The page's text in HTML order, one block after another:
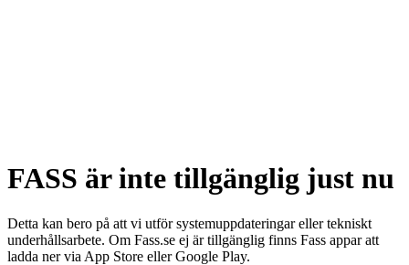
FASS är inte tillgänglig just nu
Detta kan bero på att vi utför systemuppdateringar eller tekniskt
underhållsarbete. Om Fass.se ej är tillgänglig finns Fass appar att
ladda ner via App Store eller Google Play.